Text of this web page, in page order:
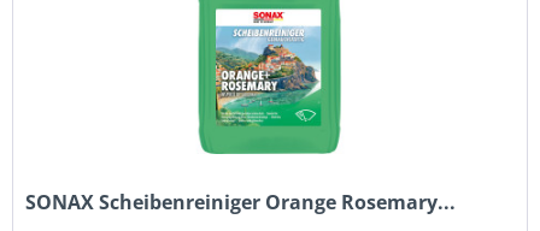
SONAX Scheibenreiniger Orange Rosemary...